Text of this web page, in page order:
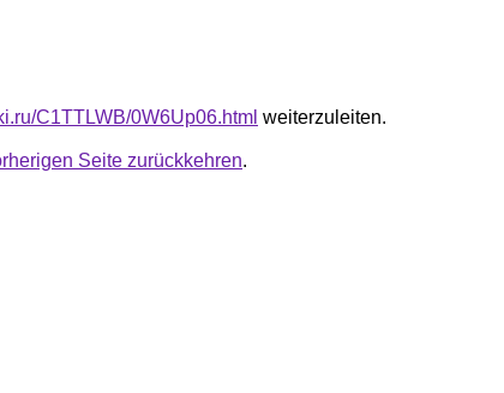
C1TTLWB/0W6Up06.html weiterzuleiten.
Seite zurückkehren.